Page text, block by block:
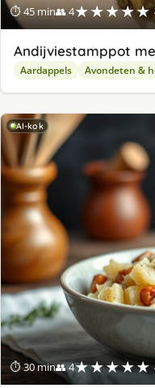
⏱ 45 min👥 4★★★★★
Andijviestamppot
Aardappels Avondeten &
AI-kok
⏱ 30 min👥 4★★★★★